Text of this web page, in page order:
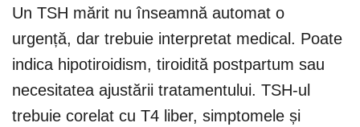
Un TSH mărit nu înseamnă automat o
urgență, dar trebuie interpretat medical. Poate
indica hipotiroidism, tiroidită postpartum sau
necesitatea ajustării tratamentului. TSH-ul
trebuie corelat cu T4 liber, simptomele și